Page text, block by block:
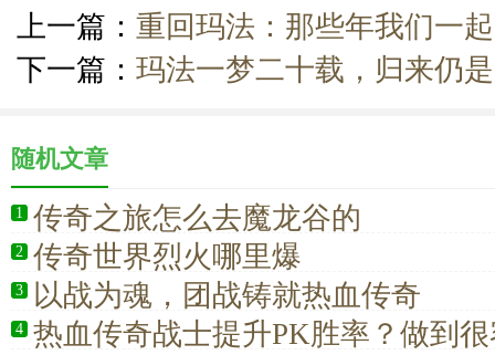
上一篇： 重回玛法：那些年我们一
下一篇： 玛法一梦二十载，归来仍
随机文章
1 传奇之旅怎么去魔龙谷的
2 传奇世界烈火哪里爆
3 以战为魂，团战铸就热血传奇
4 热血传奇战士提升PK胜率？做到